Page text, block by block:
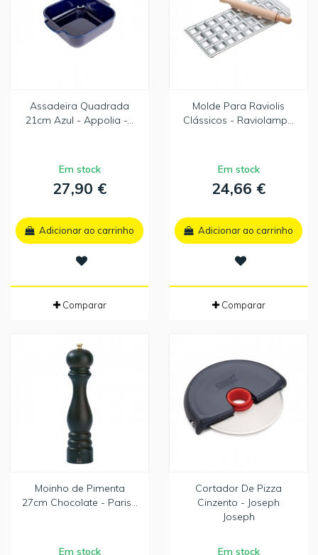
Assadeira Quadrada
21cm Azul - Appolia -...
Em stock
27,90 €
Adicionar ao carrinho
Comparar
Molde Para Raviolis
Clássicos - Raviolamp...
Em stock
24,66 €
Adicionar ao carrinho
Comparar
Moinho de Pimenta
27cm Chocolate - Paris...
Em stock
Cortador De Pizza
Cinzento - Joseph
Joseph
Em stock